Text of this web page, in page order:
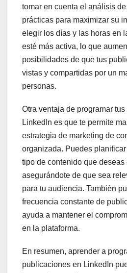
tomar en cuenta el análisis
prácticas para maximizar su
elegir los días y las horas en
esté más activa, lo que
posibilidades de que tus
vistas y compartidas por un
personas.
Otra ventaja de programar
LinkedIn es que te permite
estrategia de marketing de
organizada. Puedes
tipo de contenido que deseas
asegurándote de que sea
para tu audiencia. También
frecuencia constante de
ayuda a mantener el
en la plataforma.
En resumen, aprender a
publicaciones en LinkedIn